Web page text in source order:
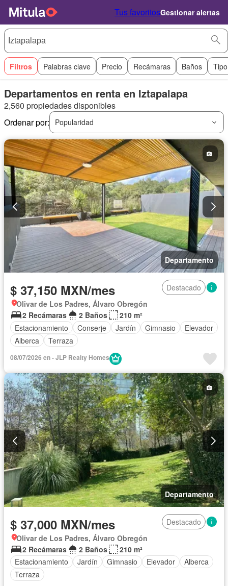
Tus favoritosGestionar alertas
Filtros Palabras clave Precio Recámaras Baños
Departamentos en renta en Iztapalapa
2,560 propiedades disponibles
Ordenar por:
Popularidad
Departamento
$ 37,150 MXN/mes
Destacado
Olivar de Los Padres, Álvaro Obregón
2 Recámaras
2 Baños
210 m²
Estacionamiento
Conserje Jardín Gimnasio
Elevador
Alberca
Terraza
08/07/2026 en - JLP Realty Homes
Departamento
$ 37,000 MXN/mes
Destacado
Olivar de Los Padres, Álvaro Obregón
2 Recámaras
2 Baños
210 m²
Estacionamiento
Jardín Gimnasio Elevador
Alberca
Terraza